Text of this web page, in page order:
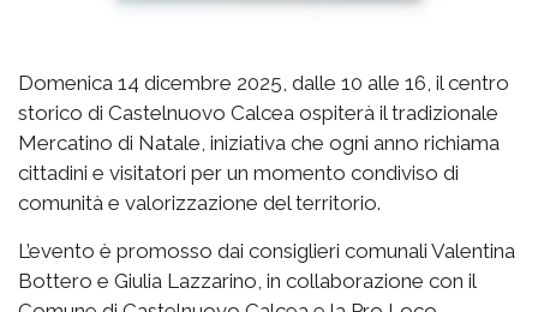
Domenica 14 dicembre 2025, dalle 10 alle 16, il centro
storico di Castelnuovo Calcea ospiterà il tradizionale
Mercatino di Natale, iniziativa che ogni anno richiama
cittadini e visitatori per un momento condiviso di
comunità e valorizzazione del territorio.
L’evento è promosso dai consiglieri comunali Valentina
Bottero e Giulia Lazzarino, in collaborazione con il